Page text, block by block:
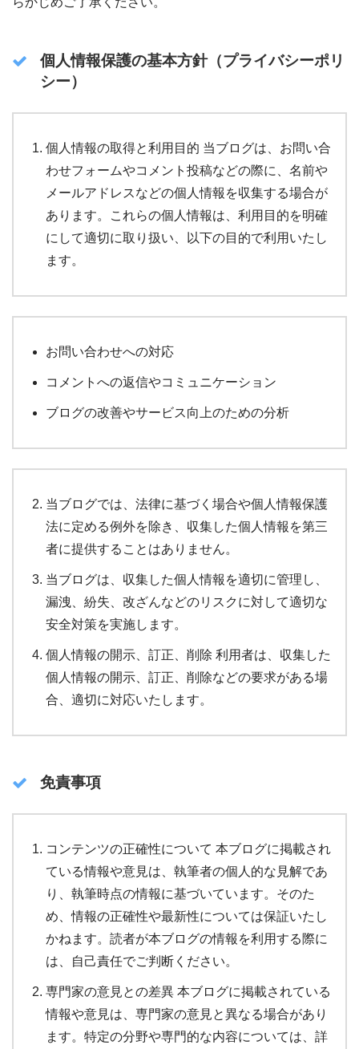
個人情報保護の基本方針（プライバシーポリ
シー）
個人情報の取得と利用目的 当ブログは、お問い合
わせフォームやコメント投稿などの際に、名前や
メールアドレスなどの個人情報を収集する場合が
あります。これらの個人情報は、利用目的を明確
にして適切に取り扱い、以下の目的で利用いたし
ます。
お問い合わせへの対応
コメントへの返信やコミュニケーション
ブログの改善やサービス向上のための分析
当ブログでは、法律に基づく場合や個人情報保護
法に定める例外を除き、収集した個人情報を第三
者に提供することはありません。
当ブログは、収集した個人情報を適切に管理し、
漏洩、紛失、改ざんなどのリスクに対して適切な
安全対策を実施します。
個人情報の開示、訂正、削除 利用者は、収集した
個人情報の開示、訂正、削除などの要求がある場
合、適切に対応いたします。
免責事項
コンテンツの正確性について 本ブログに掲載され
ている情報や意見は、執筆者の個人的な見解であ
り、執筆時点の情報に基づいています。そのた
め、情報の正確性や最新性については保証いたし
かねます。読者が本ブログの情報を利用する際に
は、自己責任でご判断ください。
専門家の意見との差異 本ブログに掲載されている
情報や意見は、専門家の意見と異なる場合があり
ます。特定の分野や専門的な内容については、詳